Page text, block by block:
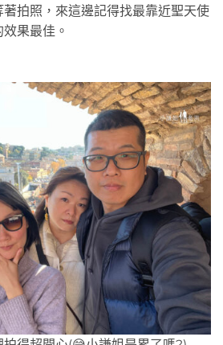
拍照，來這邊記得找最靠近聖天使
果最佳。